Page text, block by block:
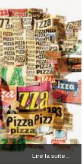
Lire la suite...